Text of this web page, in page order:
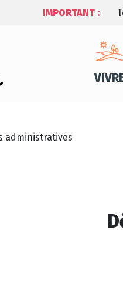
IMPORTANT :
administratives